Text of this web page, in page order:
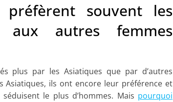
souvent les
aux autres femmes
plus par les Asiatiques que par d’autres
Asiatiques, ils ont encore leur préférence et
le plus d’hommes. Mais pourquoi